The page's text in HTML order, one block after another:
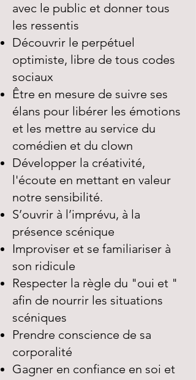
avec le public et donner tous
les ressentis
Découvrir le perpétuel
optimiste, libre de tous codes
sociaux
Être en mesure de suivre ses
élans pour libérer les émotions
et les mettre au service du
comédien et du clown
Développer la créativité,
l'écoute en mettant en valeur
notre sensibilité.
S’ouvrir à l’imprévu, à la
présence scénique
Improviser et se familiariser à
son ridicule
Respecter la règle du "oui et "
afin de nourrir les situations
scéniques
Prendre conscience de sa
corporalité
Gagner en confiance en soi et